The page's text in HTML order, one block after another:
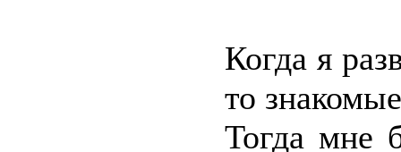
Когда я
то
Тогда мне